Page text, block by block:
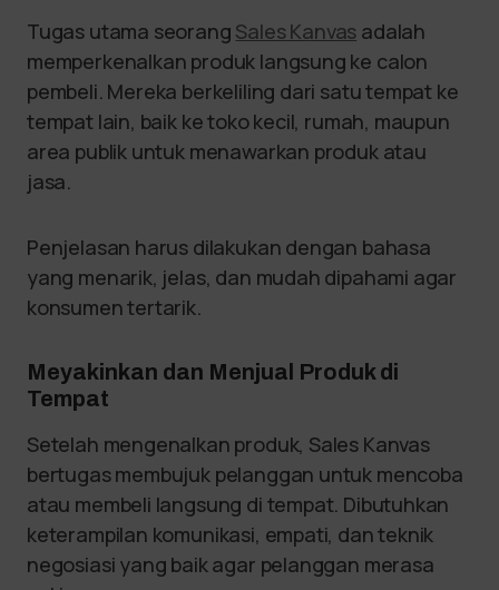
Tugas utama seorang Sales Kanvas adalah
memperkenalkan produk langsung ke calon
pembeli. Mereka berkeliling dari satu tempat ke
tempat lain, baik ke toko kecil, rumah, maupun
area publik untuk menawarkan produk atau
jasa.
Penjelasan harus dilakukan dengan bahasa
yang menarik, jelas, dan mudah dipahami agar
konsumen tertarik.
Meyakinkan dan Menjual Produk di
Tempat
Setelah mengenalkan produk, Sales Kanvas
bertugas membujuk pelanggan untuk mencoba
atau membeli langsung di tempat. Dibutuhkan
keterampilan komunikasi, empati, dan teknik
negosiasi yang baik agar pelanggan merasa